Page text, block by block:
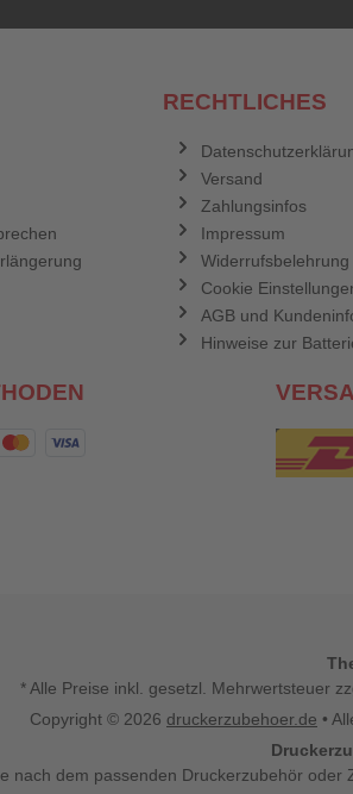
RECHTLICHES
Versand
Zahlungsinfos
Impressum
Widerrufsbelehrung
Cookie
AGB und
Hinweise zur
* Alle Preise inkl. gesetzl. Mehrwertsteuer
Copyright © 2026 druckerzubehoer.de •
nach dem passenden Druckerzubehör